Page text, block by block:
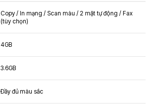
Copy / In mạng / Scan màu / 2 mặt tự động / Fax
(tùy chọn)
4GB
3.6GB
Đầy đủ màu sắc